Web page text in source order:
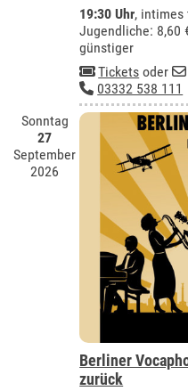
19:30 Uhr, intimes
Jugendliche:
günstiger
Tickets oder
03332 538 111
Sonntag
27
September
2026
Berliner
zurück